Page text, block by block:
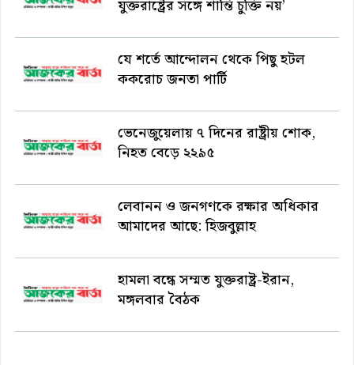
যুক্তরাষ্ট্রের সঙ্গে শান্তি চুক্তি নয়’
যে শর্তে আন্দোলন থেকে পিছু হটল
ককরোচ জনতা পার্টি
ভেনেজুয়েলায় ৭ দিনের রাষ্ট্রীয় শোক,
নিহত বেড়ে ২২৯৫
লেবানন ও জনগণকে রক্ষার অধিকার
আমাদের আছে: হিজবুল্লাহ
হামলা বন্ধে সম্মত যুক্তরাষ্ট্র-ইরান,
মঙ্গলবার বৈঠক